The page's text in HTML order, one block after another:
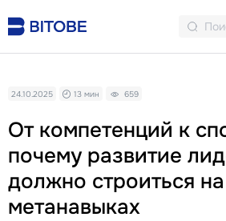
От компетенций к
почему развитие
должно строиться на
метанавыках
24.10.2025 13 мин 659